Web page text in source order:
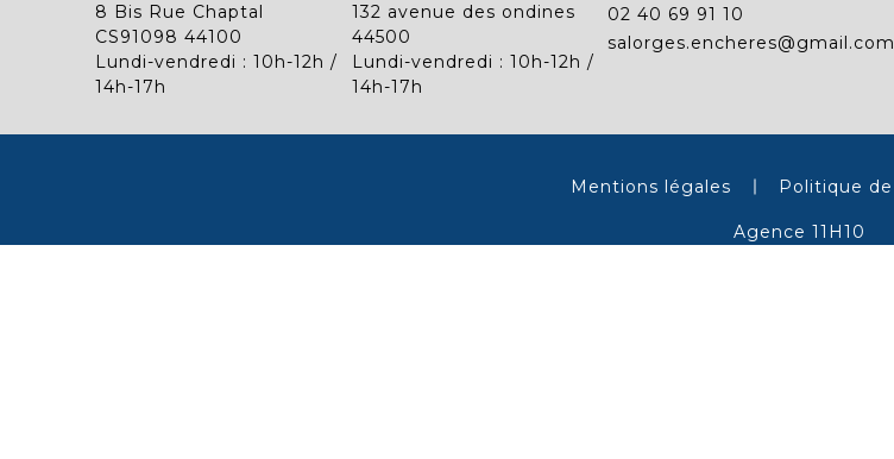
8 Bis Rue Chaptal
CS91098 44100
Lundi-vendredi : 10h-12h /
14h-17h
132 avenue des ondines
44500
Lundi-vendredi : 10h-12h /
14h-17h
02 40 69 91 10
salorges.encheres@gmail.com
Mentions légales Politique
Agence 11H10